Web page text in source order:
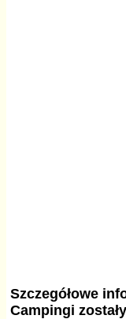
Szczegółowe
Campingi